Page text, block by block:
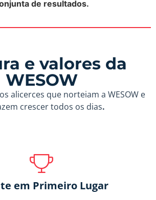
de resultados.
e valores da
WESOW
alicerces que norteiam a WESOW e
crescer todos os dias.
em Primeiro Lugar